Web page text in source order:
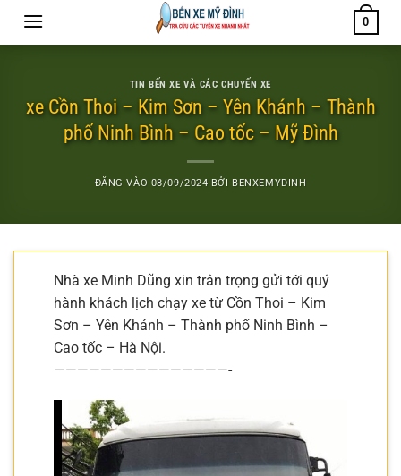
0
TIN BẾN XE VÀ CÁC CHUYẾN XE
xe Cồn Thoi – Kim Sơn – Yên Khánh – Thành
phố Ninh Bình – Cao tốc – Mỹ Đình
ĐĂNG VÀO 08/09/2024 BỞI BENXEMYDINH
Nhà xe Minh Dũng xin trân trọng gửi tới quý
hành khách lịch chạy xe từ Cồn Thoi – Kim
Sơn – Yên Khánh – Thành phố Ninh Bình –
Cao tốc – Hà Nội.
———————————————-